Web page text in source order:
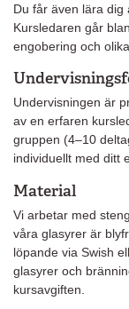
Du får även lära dig
Kursledaren går
engobering och
Undervisningen är
av en erfaren
gruppen (4–10
individuellt med ditt
Material
Vi arbetar med
våra glasyrer är
löpande via Swish
glasyrer och
kursavgiften.